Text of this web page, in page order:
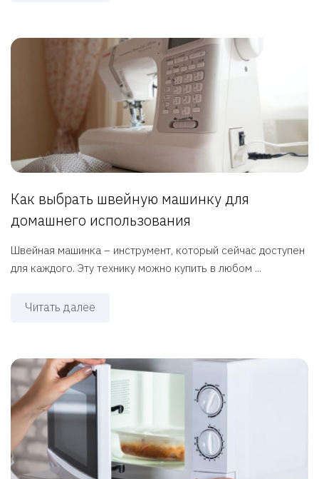
Как выбрать швейную машинку для
домашнего использования
Швейная машинка – инструмент, который сейчас доступен
для каждого. Эту технику можно купить в любом ...
Читать далее